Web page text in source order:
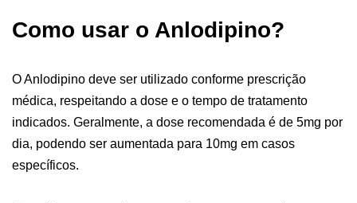
Como usar o Anlodipino?
O Anlodipino deve ser utilizado conforme prescrição
médica, respeitando a dose e o tempo de tratamento
indicados. Geralmente, a dose recomendada é de 5mg por
dia, podendo ser aumentada para 10mg em casos
específicos.